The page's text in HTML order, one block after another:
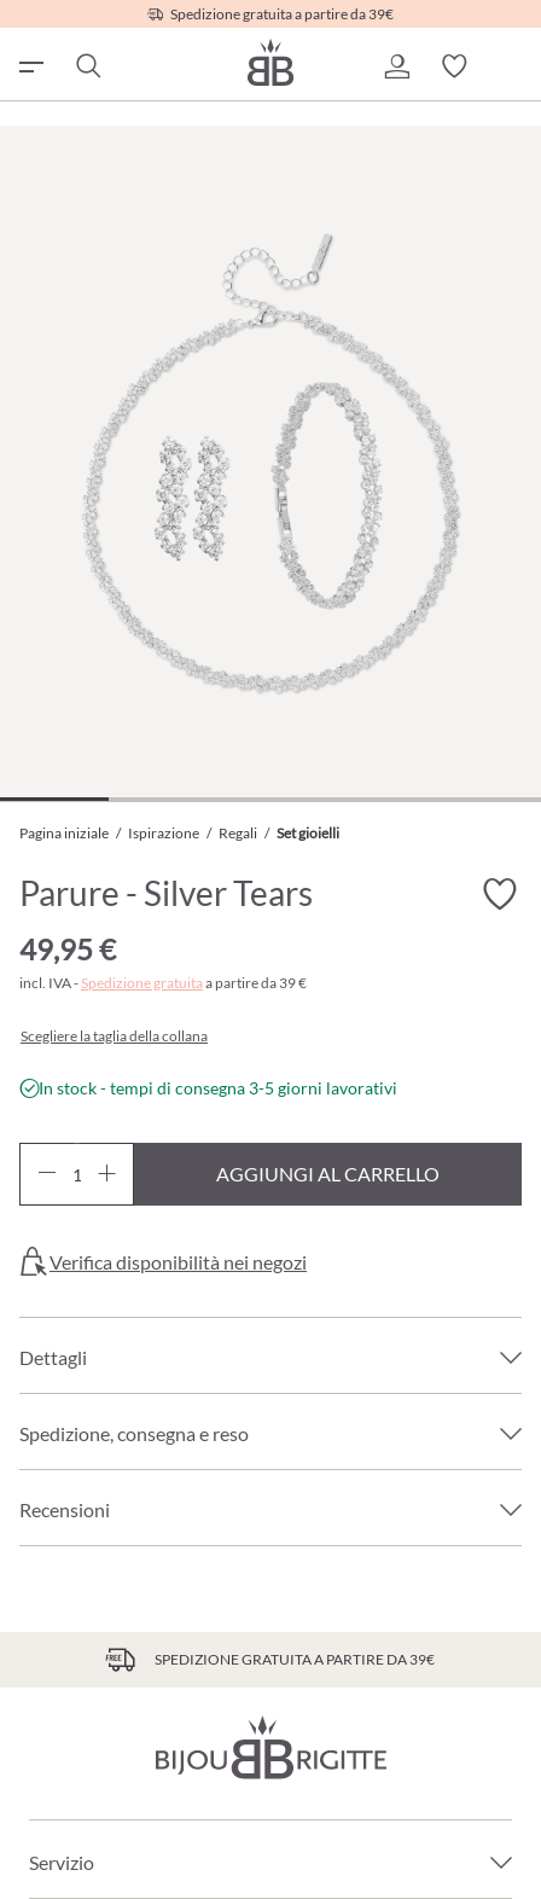
Spedizione gratuita a partire da 39€
Pagina iniziale / Ispirazione / Regali / Set gioielli
Parure - Silver Tears
49,95 €
incl. IVA - Spedizione gratuitaa partire da 39 €
Scegliere la taglia della collana
In stock - tempi di consegna 3-5 giorni lavorativi
AGGIUNGI AL CARRELLO
Verifica disponibilità nei negozi
Dettagli
Spedizione, consegna e reso
Recensioni
SPEDIZIONE GRATUITA A PARTIRE DA 39€
Servizio